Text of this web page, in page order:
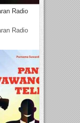
Radio
Radio